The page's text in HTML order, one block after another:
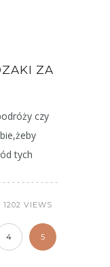
ZA
czy
tych
1202 VIEWS
4 5